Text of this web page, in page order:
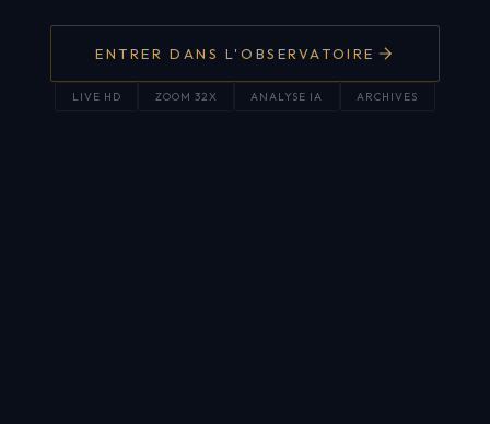
ENTRER DANS L'OBSERVATOIRE
LIVE HD ZOOM 32X ANALYSE IA ARCHIVES